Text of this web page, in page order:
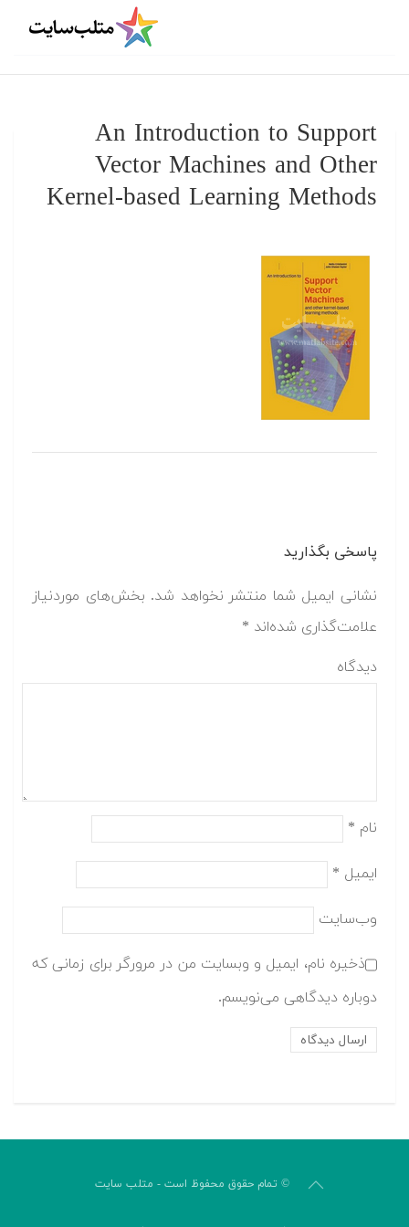
An Introduction to Support
Vector Machines and Other
Kernel-based Learning Methods
پاسخی بگذارید
نشانی ایمیل شما منتشر نخواهد شد. بخش‌های موردنیاز
علامت‌گذاری شده‌اند *
دیدگاه
نام *
ایمیل *
وب‌سایت
ذخیره نام، ایمیل و وبسایت من در مرورگر برای زمانی که
دوباره دیدگاهی می‌نویسم.
© تمام حقوق محفوظ است - متلب سایت